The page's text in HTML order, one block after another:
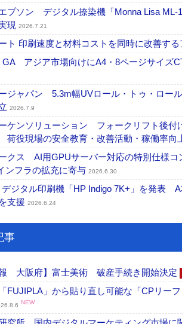
プソン デジタル捺染機「Monna Lisa
現 2026.7.21
ト 印刷速度と材料コストを同時に改善す
GA アジア市場向けにA4・8ページサイズ
ジャパン 5.3m幅UVロール・トゥ・ロー
2026.7.9
ケンソリューション フォークリフト後付
役現場の安全教育・改善活動・稼働率向
クス AI用GPUサーバー対応の特別仕様
ンフラの拡充に寄与 2026.6.30
ジタル印刷機「HP Indigo 7K+」を発表
支援 2026.6.24
事
報 大阪府】富士美術 破産手続き開始決定
FUJIPLA」から貼り直し可能な「CPリー
NEW